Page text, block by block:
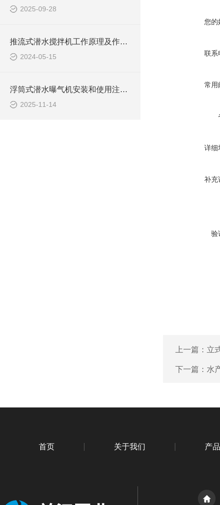
2025-09-28
推流式潜水搅拌机工作原理及作用特点、安装图、CAD结构图
2024-05-15
浮筒式潜水曝气机安装和使用注意事项
2025-11-14
您的
联系
常用
详细
补充
验
上一篇： 立
下一篇： 水
首页 关于我们 产